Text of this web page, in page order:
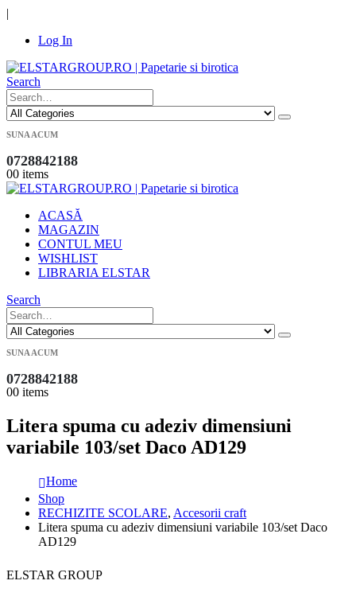
|
Log In
Search
SUNA ACUM
0728842188
00 items
ACASĂ
MAGAZIN
CONTUL MEU
WISHLIST
LIBRARIA ELSTAR
Search
SUNA ACUM
0728842188
00 items
Litera spuma cu adeziv dimensiuni
variabile 103/set Daco AD129
Home
Shop
RECHIZITE SCOLARE, Accesorii craft
Litera spuma cu adeziv dimensiuni variabile 103/set Daco
AD129
ELSTAR GROUP